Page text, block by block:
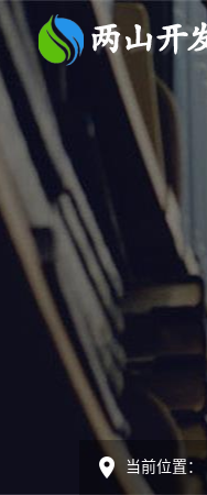
当前位置：